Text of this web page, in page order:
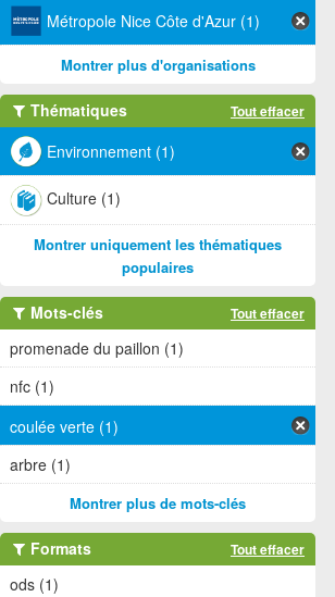
Métropole Nice Côte d'Azur (1)
Montrer plus d'organisations
Thématiques Tout effacer
Environnement (1)
Culture (1)
Montrer uniquement les thématiques
populaires
Mots-clés Tout effacer
promenade du paillon (1)
nfc (1)
coulée verte (1)
arbre (1)
Montrer plus de mots-clés
Formats Tout effacer
ods (1)